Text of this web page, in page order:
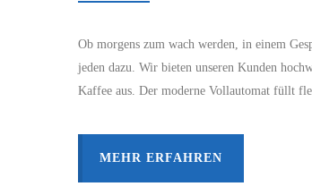
Ob morgens zum wach werden, in einem
jeden dazu. Wir bieten unseren Kunden
Kaffee aus. Der moderne Vollautomat füllt
MEHR ERFAHREN